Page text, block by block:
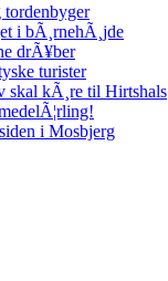
i bÃ¸rnehÃ¸jde
drÃ¥ber
turister
skal kÃ¸re til Hirtshals
i Mosbjerg